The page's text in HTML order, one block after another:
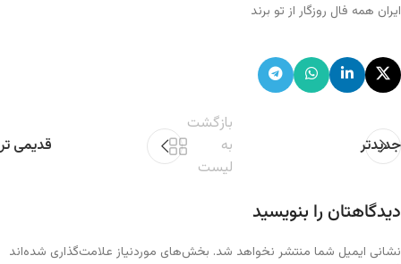
ایران همه فال روزگار از تو برند
جدیدتر
بازگشت
به
لیست
قدیمی تر
دیدگاهتان را بنویسید
نشانی ایمیل شما منتشر نخواهد شد. بخش‌های موردنیاز علامت‌گذاری شده‌اند